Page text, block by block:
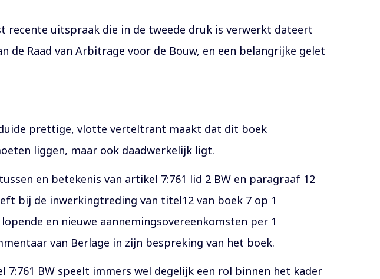
uitspraak die in de tweede druk is verwerkt dateert
Raad van Arbitrage voor de Bouw, en een belangrijke gelet
prettige, vlotte verteltrant maakt dat dit boek
liggen, maar ook daadwerkelijk ligt.
en betekenis van artikel 7:761 lid 2 BW en paragraaf 12
bij de inwerkingtreding van titel12 van boek 7 op 1
en nieuwe aannemingsovereenkomsten per 1
van Berlage in zijn bespreking van het boek.
BW speelt immers wel degelijk een rol binnen het kader